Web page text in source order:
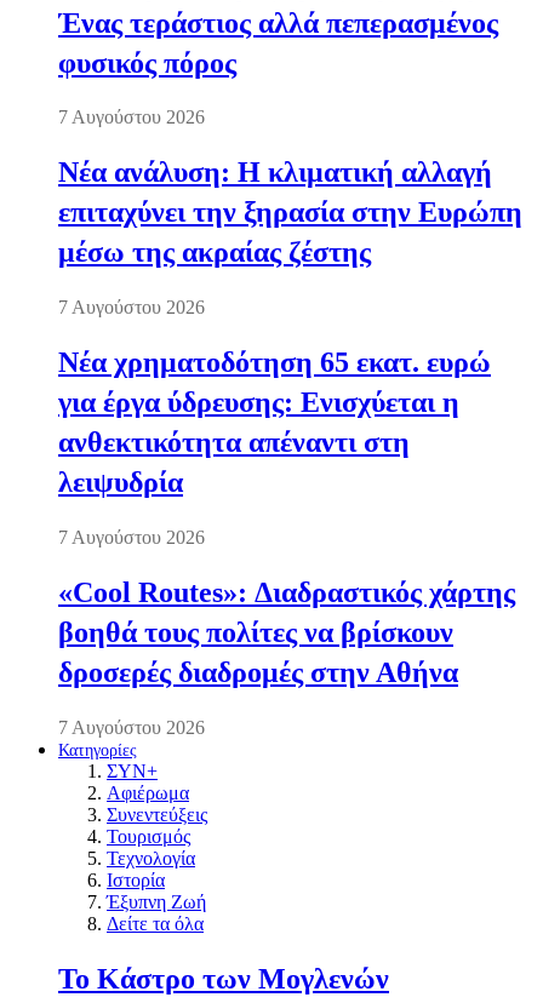
Ένας τεράστιος αλλά πεπερασμένος
φυσικός πόρος
7 Αυγούστου 2026
Νέα ανάλυση: Η κλιματική αλλαγή
επιταχύνει την ξηρασία στην Ευρώπη
μέσω της ακραίας ζέστης
7 Αυγούστου 2026
Νέα χρηματοδότηση 65 εκατ. ευρώ
για έργα ύδρευσης: Ενισχύεται η
ανθεκτικότητα απέναντι στη
λειψυδρία
7 Αυγούστου 2026
«Cool Routes»: Διαδραστικός χάρτης
βοηθά τους πολίτες να βρίσκουν
δροσερές διαδρομές στην Αθήνα
7 Αυγούστου 2026
Κατηγορίες
ΣΥΝ+
Αφιέρωμα
Συνεντεύξεις
Τουρισμός
Τεχνολογία
Ιστορία
Έξυπνη Ζωή
Δείτε τα όλα
Το Κάστρο των Μογλενών